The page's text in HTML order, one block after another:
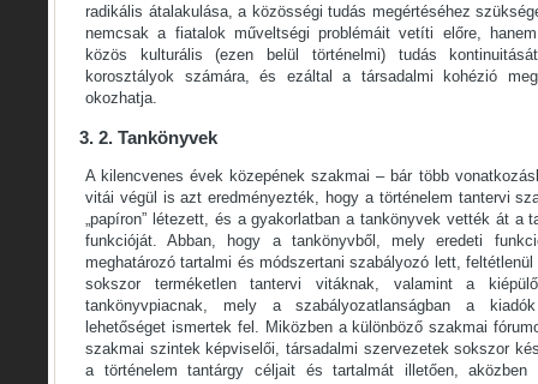
radikális átalakulása, a közösségi tudás megértéséhez
nemcsak a fiatalok műveltségi problémáit vetíti előre,
közös kulturális (ezen belül történelmi) tudás
korosztályok számára, és ezáltal a társadalmi kohézió
okozhatja.
3. 2. Tankönyvek
A kilencvenes évek közepének szakmai – bár több
vitái végül is azt eredményezték, hogy a történelem tantervi
„papíron” létezett, és a gyakorlatban a tankönyvek vették át a
funkcióját. Abban, hogy a tankönyvből, mely eredeti
meghatározó tartalmi és módszertani szabályozó lett,
sokszor terméketlen tantervi vitáknak, valamint a
tankönyvpiacnak, mely a szabályozatlanságban a
lehetőséget ismertek fel. Miközben a különböző szakmai
szakmai szintek képviselői, társadalmi szervezetek sokszor
a történelem tantárgy céljait és tartalmát illetően,